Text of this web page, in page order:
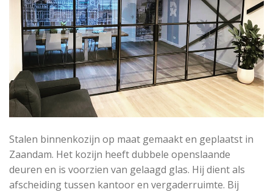
Stalen binnenkozijn op maat gemaakt en geplaatst in
Zaandam. Het kozijn heeft dubbele openslaande
deuren en is voorzien van gelaagd glas. Hij dient als
afscheiding tussen kantoor en vergaderruimte. Bij